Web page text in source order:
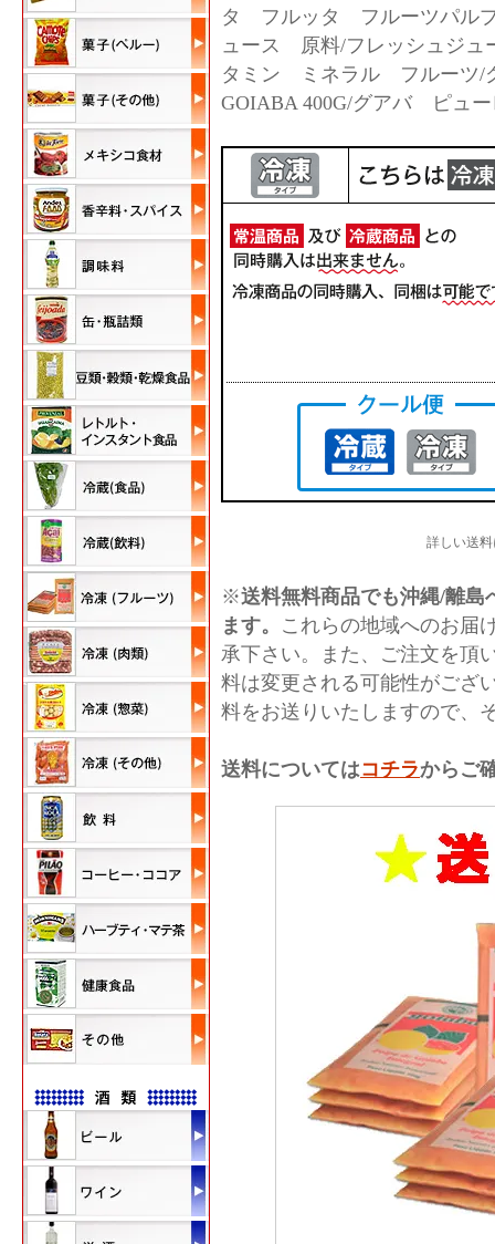
タ フルッタ フルーツパル
ュース 原料/フレッシュジュ
タミン ミネラル フルーツ/
GOIABA 400G/グアバ ピュ
詳しい送
※送料無料商品でも沖縄/離島
ます。 これらの地域へのお届
承下さい。また、ご注文を頂
料は変更される可能性がござ
料をお送りいたしますので、
送料についてはコチラからご